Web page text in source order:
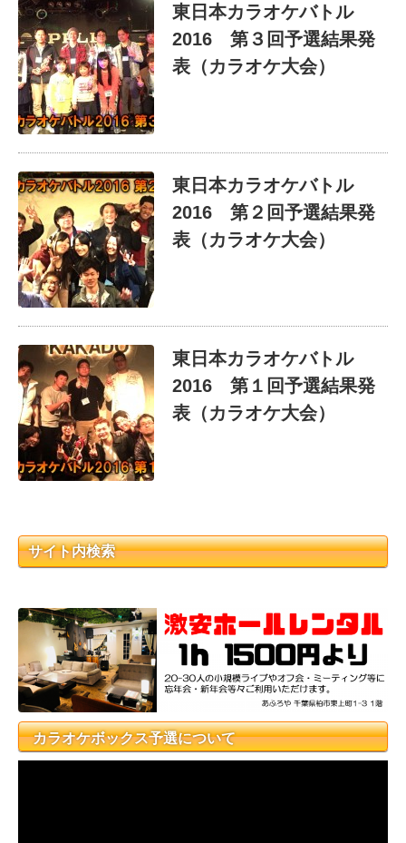
東日本カラオケバトル
2016 第３回予選結果発
表（カラオケ大会）
東日本カラオケバトル
2016 第２回予選結果発
表（カラオケ大会）
東日本カラオケバトル
2016 第１回予選結果発
表（カラオケ大会）
サイト内検索
カラオケボックス予選について